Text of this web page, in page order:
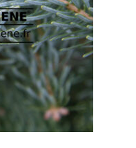
en
la
página
de
producto